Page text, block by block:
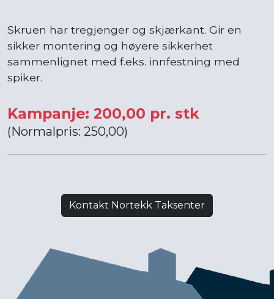
Skruen har tregjenger og skjærkant. Gir en
sikker montering og høyere sikkerhet
sammenlignet med f.eks. innfestning med
spiker.
Kampanje: 200,00 pr. stk
(Normalpris: 250,00)
Kontakt Nortekk Taksenter